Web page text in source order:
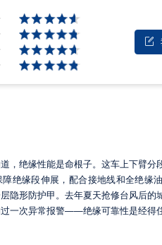

，绝缘性能是命根子。这车上下臂分
绝缘段伸展，配合接地线和全绝缘
隐形防护甲。去年夏天抢修台风后的
一次异常报警——绝缘可靠性是经得